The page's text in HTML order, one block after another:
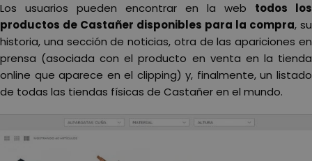
Los usuarios pueden encontrar en la web todos los
productos de Castañer disponibles para la compra, su
historia, una sección de noticias, otra de las apariciones en
prensa (asociada con el producto en venta en la tienda
online que aparece en el clipping) y, finalmente, un listado
de todas las tiendas físicas de Castañer en el mundo.